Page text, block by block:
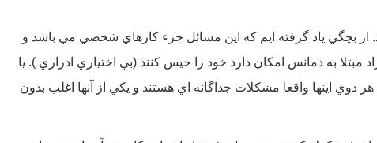
از بچگي ياد گرفته ايم كه اين مسائل جزء كارهاي شخصي مي باشد و
به دمانس امكان دارد خود را خيس كنند (بي اختياري ادراري ). يا
هر دوي اينها واقعا مشكلات جداگانه اي هستند و يكي از آنها اغلب بدون